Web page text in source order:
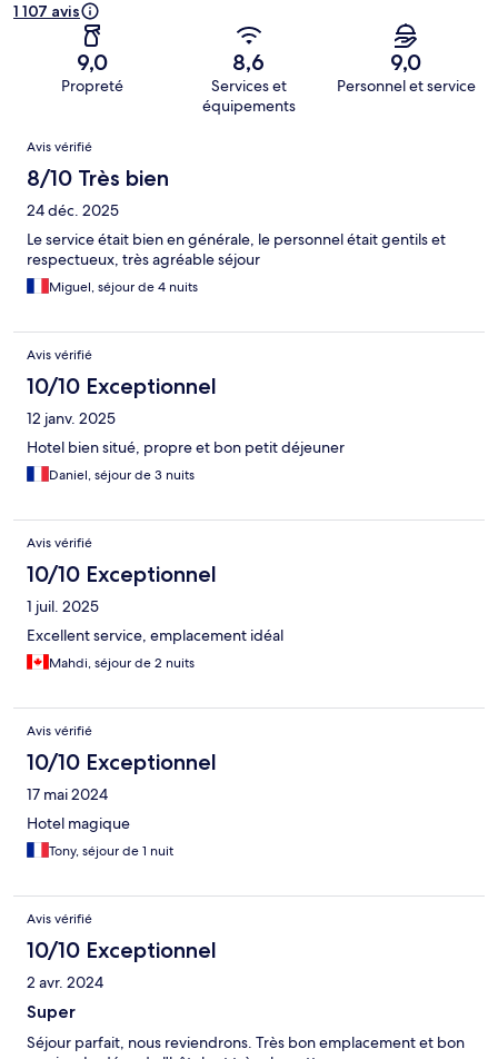
1 107 avis
9,0
Propreté
8,6
Services et
équipements
9,0
Personnel et service
Avis
Avis vérifié
8/10 Très bien
24 déc. 2025
Le service était bien en générale, le personnel était gentils et
respectueux, très agréable séjour
Miguel, séjour de 4 nuits
Avis vérifié
10/10 Exceptionnel
12 janv. 2025
Hotel bien situé, propre et bon petit déjeuner
Daniel, séjour de 3 nuits
Avis vérifié
10/10 Exceptionnel
1 juil. 2025
Excellent service, emplacement idéal
Mahdi, séjour de 2 nuits
Avis vérifié
10/10 Exceptionnel
17 mai 2024
Hotel magique
Tony, séjour de 1 nuit
Avis vérifié
10/10 Exceptionnel
2 avr. 2024
Super
Séjour parfait, nous reviendrons. Très bon emplacement et bon